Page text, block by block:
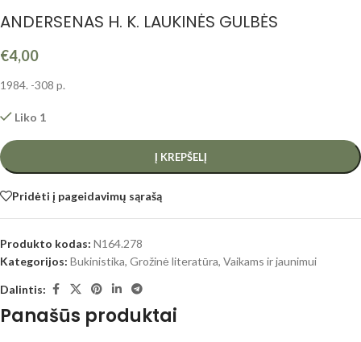
ANDERSENAS H. K. LAUKINĖS GULBĖS
€4,00
1984. -308 p.
Liko 1
Į KREPŠELĮ
Pridėti į pageidavimų sąrašą
Produkto kodas: N164.278
Kategorijos: Bukinistika, Grožinė literatūra, Vaikams ir jaunimui
Dalintis:
Panašūs produktai